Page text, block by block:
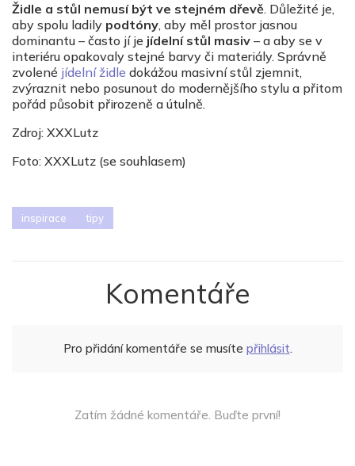
Židle a stůl nemusí být ve stejném dřevě. Důležité je,
aby spolu ladily podtóny, aby měl prostor jasnou
dominantu – často jí je jídelní stůl masiv – a aby se v
interiéru opakovaly stejné barvy či materiály. Správně
zvolené jídelní židle dokážou masivní stůl zjemnit,
zvýraznit nebo posunout do modernějšího stylu a přitom
pořád působit přirozeně a útulně.
Zdroj: XXXLutz
Foto: XXXLutz (se souhlasem)
inspirace tipy
Komentáře
Pro přidání komentáře se musíte přihlásit.
Zatím žádné komentáře. Buďte první!